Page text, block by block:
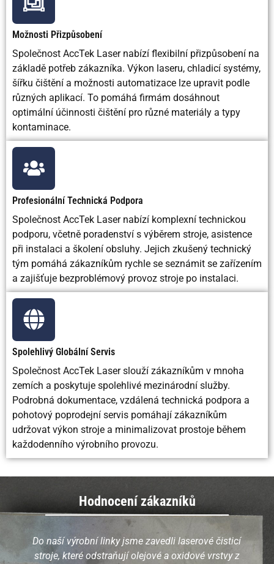
Vhodné pro
odstraňování
barev
Průmyslové
aplikace
Výroba, letecký
průmysl,
restaurování
Těžký
průmysl,
loděnice
Možnosti Přizpůsobení
Společnost AccTek Laser nabízí flexibilní přizpůsobení na
základě potřeb zákazníka. Výkon laseru, chladicí systémy,
šířku čištění a možnosti automatizace lze upravit podle
různých aplikací. To pomáhá firmám dosáhnout
optimální účinnosti čištění pro různé materiály a typy
kontaminace.
Profesionální Technická Podpora
Společnost AccTek Laser nabízí komplexní technickou
podporu, včetně poradenství s výběrem stroje, asistence
při instalaci a školení obsluhy. Jejich zkušený technický
tým pomáhá zákazníkům rychle se seznámit se zařízením
a zajišťuje bezproblémový provoz stroje po instalaci.
Spolehlivý Globální Servis
Společnost AccTek Laser slouží zákazníkům v mnoha
zemích a poskytuje spolehlivé mezinárodní služby.
Podrobná dokumentace, vzdálená technická podpora a
pohotový poprodejní servis pomáhají zákazníkům
udržovat výkon stroje a minimalizovat prostoje během
každodenního výrobního provozu.
Hodnocení zákazníků
Do naší výrobní linky jsme zavedli laserové čisticí
stroje, které odstraňují olejové a oxidové vrstvy z